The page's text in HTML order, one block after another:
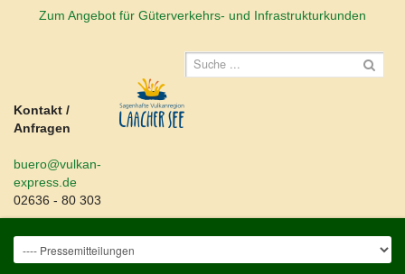
Zum Angebot für Güterverkehrs- und Infrastrukturkunden
Kontakt /
Anfragen
buero@vulkan-
express.de
02636 - 80 303